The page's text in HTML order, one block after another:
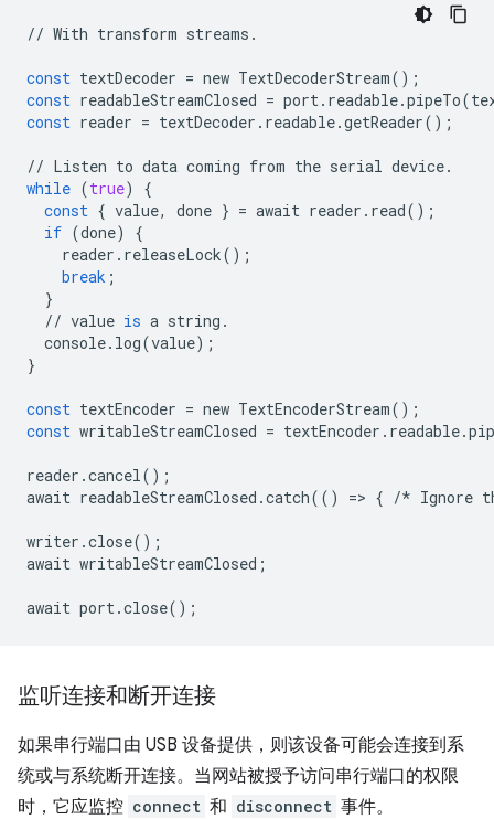
// With transform streams .
const textDecoder = new TextDecoderStream();
const readableStreamClosed = port. readable.pipeTo(
const reader = textDecoder . readable.getReader();
// Listen to data coming from the serial device.
while (true)
{
const { value, done } = await reader . read();
if (done)
{
reader . releaseLock();
break ;
}
// value is a string .
console. log(value);
}
const textEncoder = new TextEncoderStream();
const writableStreamClosed = textEncoder . readable.
reader .cancel();
await readableStreamClosed .catch(() => { /* Ignore
writer .close();
await writableStreamClosed ;
await port.close();
监听连接和断开连接
如果串行端口由 USB 设备提供，则该设备可能会连接到系
统或与系统断开连接。当网站被授予访问串行端口的权限
时，它应监控 connect 和 disconnect 事件。